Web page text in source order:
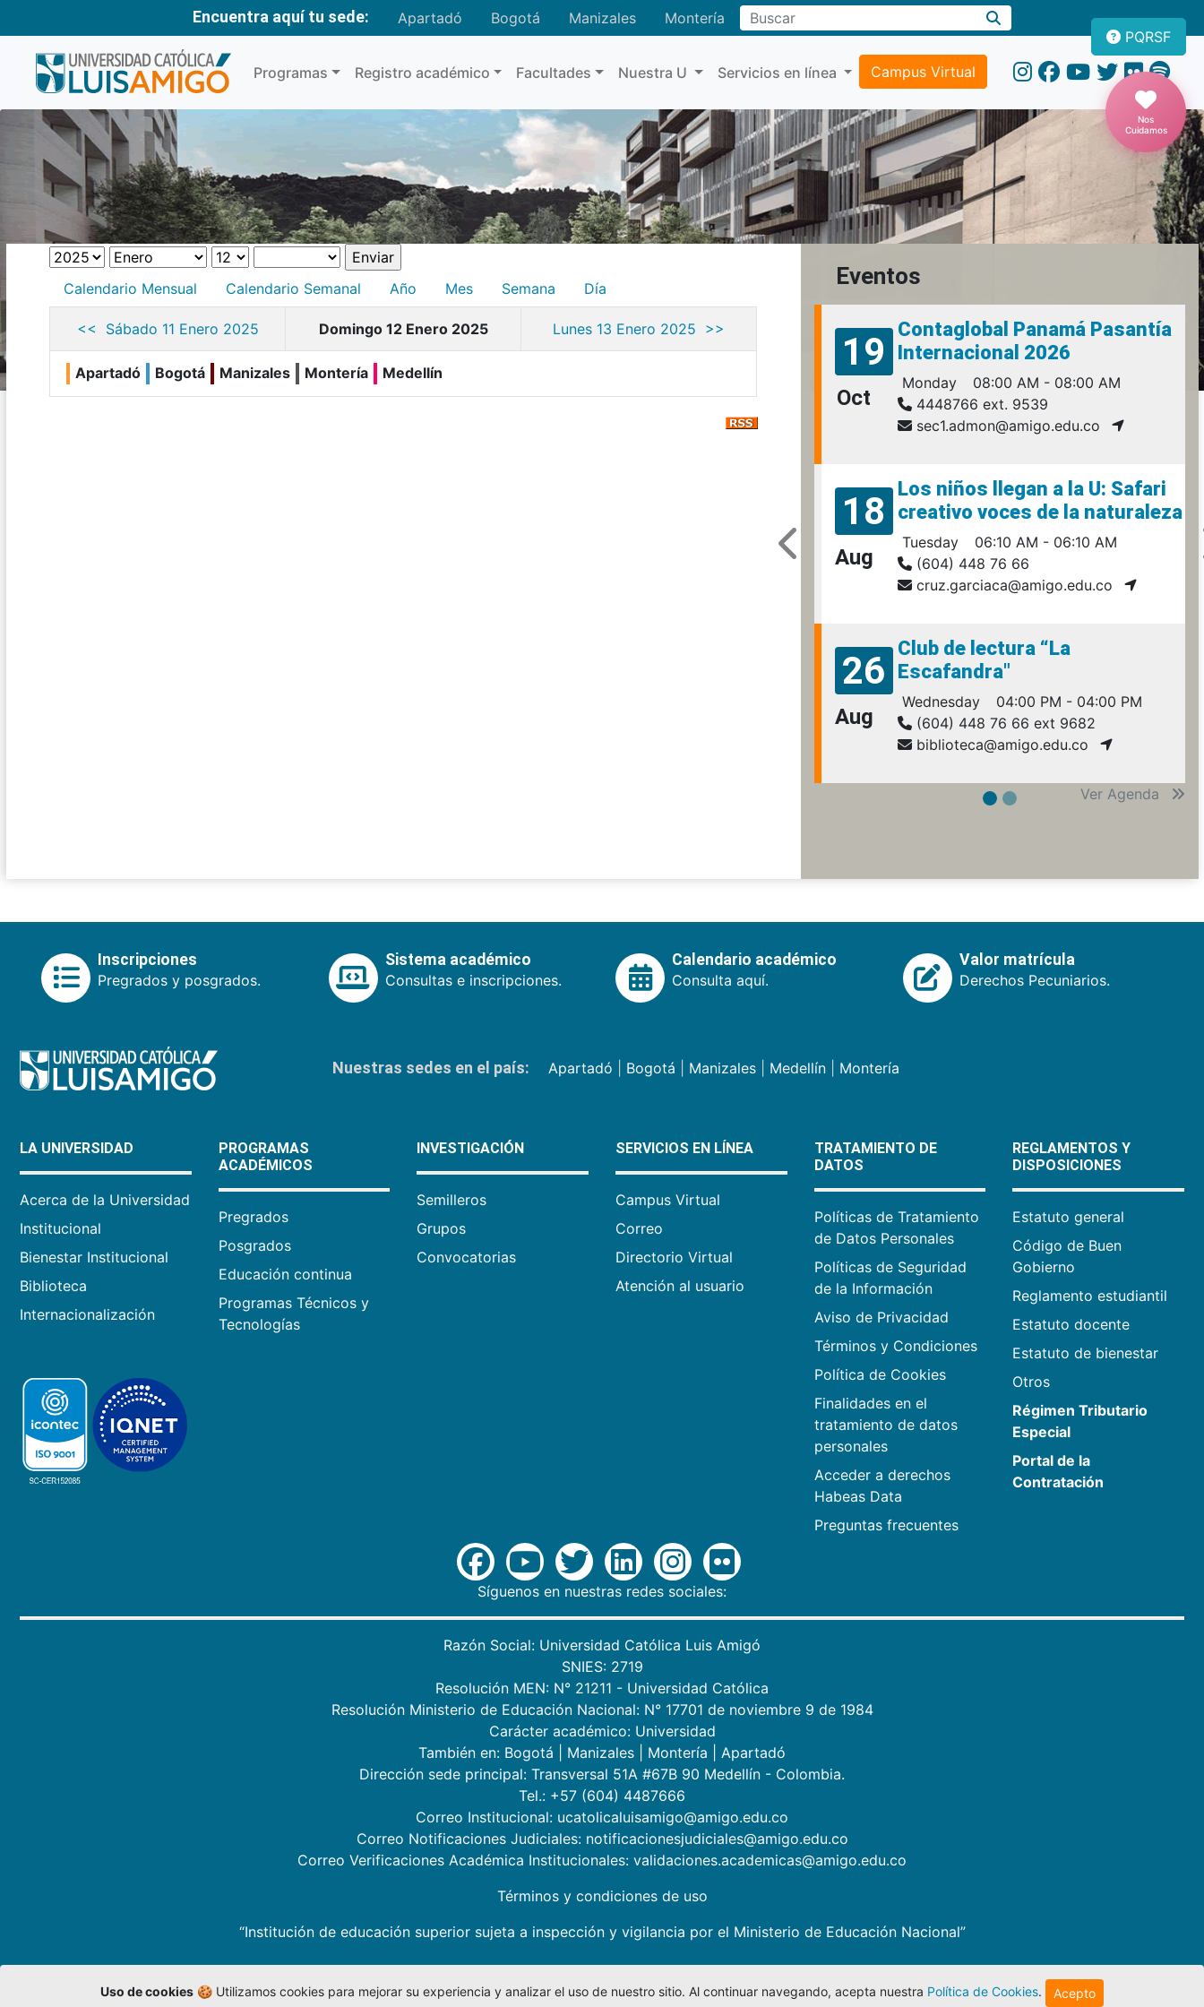
Encuentra aquí tu sede: Apartadó Bogotá Manizales MonteríaBuscar
Programas Registro académico Facultades Nuestra U Servicios en línea Campus Virtual
PQRSF
Nos
Cuidamos
Calendario Mensual Calendario Semanal Año Mes Semana Día
<< Sábado 11 Enero 2025 Domingo 12 Enero 2025 Lunes 13 Enero 2025 >>
Apartadó Bogotá Manizales Montería Medellín
Eventos
19
Oct
Contaglobal Panamá Pasantía
Internacional 2026
Monday
08:00 AM - 08:00 AM
4448766 ext. 9539
sec1.admon@amigo.edu.co
18
Aug
Los niños llegan a la U: Safari
creativo voces de la naturaleza
Tuesday
06:10 AM - 06:10 AM
(604) 448 76 66
cruz.garciaca@amigo.edu.co
26
Aug
Club de lectura “La
Escafandra"
Wednesday
04:00 PM - 04:00 PM
(604) 448 76 66 ext 9682
biblioteca@amigo.edu.co
Ver Agenda
Inscripciones
Pregrados y posgrados.
Sistema académico
Consultas e inscripciones.
Calendario académico
Consulta aquí.
Valor matrícula
Derechos Pecuniarios.
Nuestras sedes en el país: Apartadó Bogotá Manizales| Medellín| Montería
LA UNIVERSIDAD
Acerca de la Universidad
Institucional
Bienestar Institucional
Biblioteca
Internacionalización
PROGRAMAS
ACADÉMICOS
Pregrados
Posgrados
Educación continua
Programas Técnicos y
Tecnologías
INVESTIGACIÓN
Semilleros
Grupos
Convocatorias
SERVICIOS EN LÍNEA
Campus Virtual
Correo
Directorio Virtual
Atención al usuario
TRATAMIENTO DE
DATOS
Políticas de Tratamiento
de Datos Personales
Políticas de Seguridad
de la Información
Aviso de Privacidad
Términos y Condiciones
Política de Cookies
Finalidades en el
tratamiento de datos
personales
Acceder a derechos
Habeas Data
Preguntas frecuentes
REGLAMENTOS Y
DISPOSICIONES
Estatuto general
Código de Buen
Gobierno
Reglamento estudiantil
Estatuto docente
Estatuto de bienestar
Otros
Régimen Tributario
Especial
Portal de la
Contratación
Síguenos en nuestras redes sociales:
Razón Social: Universidad Católica Luis Amigó
SNIES: 2719
Resolución MEN: N° 21211 - Universidad Católica
Resolución Ministerio de Educación Nacional: N° 17701 de noviembre 9 de 1984
Carácter académico: Universidad
También en: Bogotá Manizales Montería
Apartadó
Dirección sede principal: Transversal 51A #67B 90 Medellín - Colombia.
Tel.: +57 (604) 4487666
Correo Institucional: ucatolicaluisamigo@amigo.edu.co
Correo Notificaciones Judiciales: notificacionesjudiciales@amigo.edu.co
Correo Verificaciones Académica Institucionales: validaciones.academicas@amigo.edu.co
Términos y condiciones de uso
“Institución de educación superior sujeta a inspección y vigilancia por el Ministerio de Educación Nacional”
Uso de cookies 🍪 Utilizamos cookies para mejorar su experiencia y analizar el uso de nuestro sitio. Al continuar navegando, acepta nuestra Política de Cookies. Acepto